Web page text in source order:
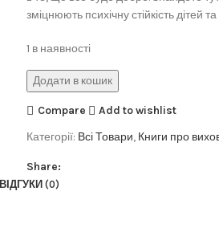
зміцнюють психічну стійкість
1 в наявності
Додати в кошик
Compare
Add to wishlist
Категорії: Всі Товари, Книги про
Share:
ВІДГУКИ (0)